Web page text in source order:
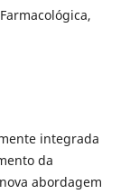
integrada
da
abordagem